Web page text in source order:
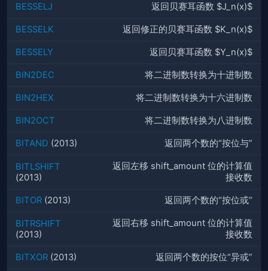
BESSELJ 返回贝赛耳函数 $J_n(x)$
BESSELK 返回修正的贝赛耳函数 $K_n(x)$
BESSELY 返回贝赛耳函数 $Y_n(x)$
BIN2DEC 将二进制数转换为十进制数
BIN2HEX 将二进制数转换为十六进制数
BIN2OCT 将二进制数转换为八进制数
BITAND (2013) 返回两个数的“按位与”
BITLSHIFT
(2013)
返回左移 shift_amount 位的计算值
接收数
BITOR (2013) 返回两个数的“按位或”
BITRSHIFT
(2013)
返回右移 shift_amount 位的计算值
接收数
BITXOR (2013) 返回两个数的按位“异或”